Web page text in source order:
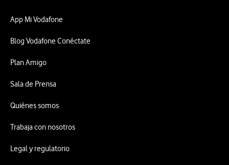
App Mi Vodafone
Blog Vodafone Conéctate
Plan Amigo
Sala de Prensa
Quiénes somos
Trabaja con nosotros
Legal y regulatorio